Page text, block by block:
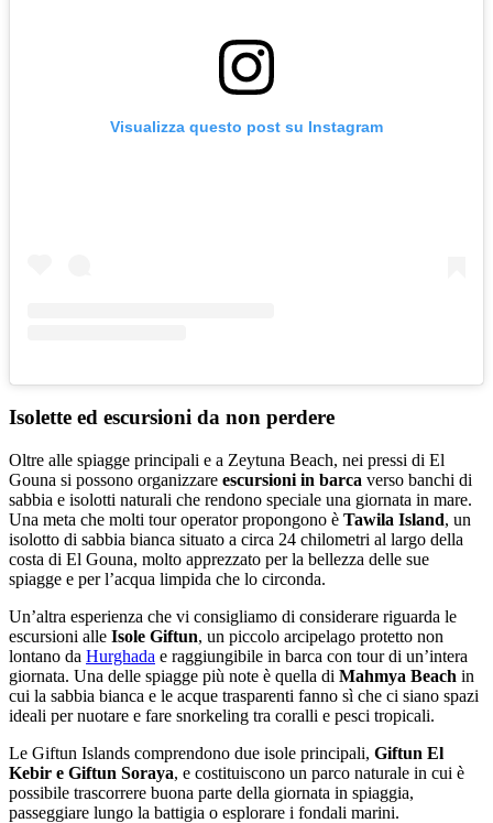
Visualizza questo post su Instagram
Isolette ed escursioni da non perdere
Oltre alle spiagge principali e a Zeytuna Beach, nei pressi di El
Gouna si possono organizzare escursioni in barca verso banchi di
sabbia e isolotti naturali che rendono speciale una giornata in mare.
Una meta che molti tour operator propongono è Tawila Island, un
isolotto di sabbia bianca situato a circa 24 chilometri al largo della
costa di El Gouna, molto apprezzato per la bellezza delle sue
spiagge e per l’acqua limpida che lo circonda.
Un’altra esperienza che vi consigliamo di considerare riguarda le
escursioni alle Isole Giftun, un piccolo arcipelago protetto non
lontano da Hurghada e raggiungibile in barca con tour di un’intera
giornata. Una delle spiagge più note è quella di Mahmya Beach in
cui la sabbia bianca e le acque trasparenti fanno sì che ci siano spazi
ideali per nuotare e fare snorkeling tra coralli e pesci tropicali.
Le Giftun Islands comprendono due isole principali, Giftun El
Kebir e Giftun Soraya, e costituiscono un parco naturale in cui è
possibile trascorrere buona parte della giornata in spiaggia,
passeggiare lungo la battigia o esplorare i fondali marini.